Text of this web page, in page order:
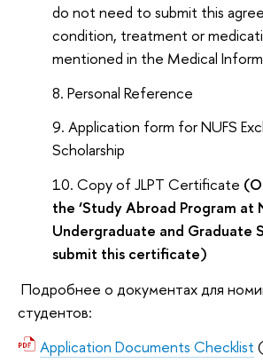
do not need to submit this
condition, treatment or
mentioned in the Medical
Personal Reference
Application form for NUFS
Scholarship
Copy of JLPT Certificate
the‘Study Abroad Program at
Undergraduate and Graduate
submit this certificate)
Подробнее о документах для
студентов:
Application Documents Checklist